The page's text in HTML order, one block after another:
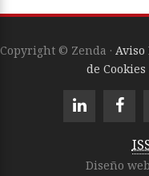
Copyright © Zenda · Aviso
de Cookies
Diseño